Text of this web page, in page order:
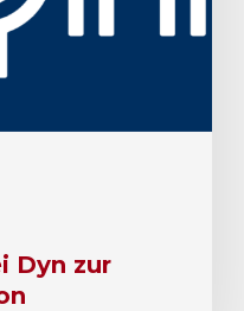
Dyn zur